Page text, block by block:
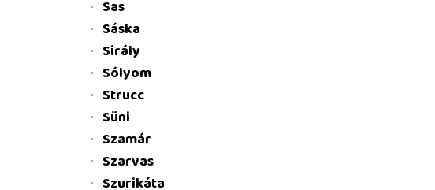
Sas
Sáska
Sirály
Sólyom
Strucc
Süni
Szamár
Szarvas
Szurikáta